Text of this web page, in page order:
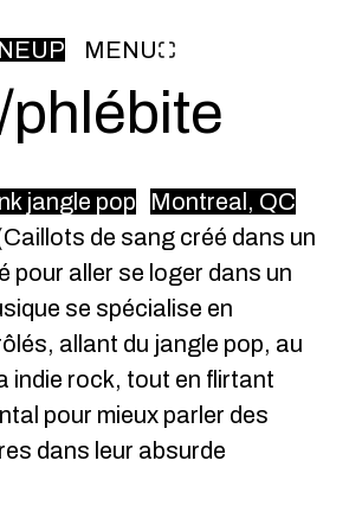
MENU
jangle pop
Montreal, QC
de sang créé dans un
pour aller se loger dans un
se spécialise en
allant du jangle pop, au
indie rock, tout en flirtant
pour mieux parler des
dans leur absurde